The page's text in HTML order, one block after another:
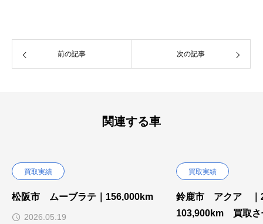
前の記事 次の記事
関連する車
買取実績
松阪市 ムーブラテ｜156,000km
2026.05.19
買取実績
鈴鹿市 アクア
103,900km 買取さ